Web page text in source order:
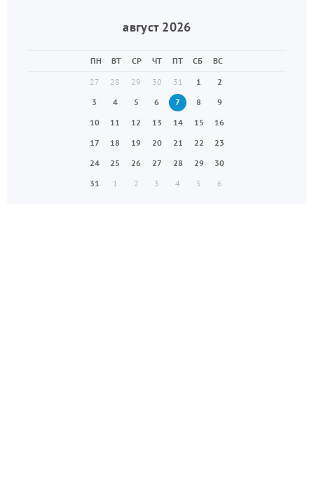
август 2026
ПН ВТ СР ЧТ ПТ СБ
ВС
27
28 29 30 31 1
2
3
4 5 6 7 8
9
10
11 12 13 14 15
16
17
18 19 20 21 22
23
24
25 26 27 28 29
30
31
1 2 3 4 5 6